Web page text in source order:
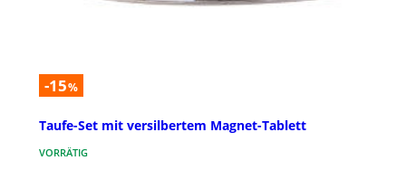
-15%
Taufe-Set mit versilbertem Magnet-Tablett
VORRÄTIG